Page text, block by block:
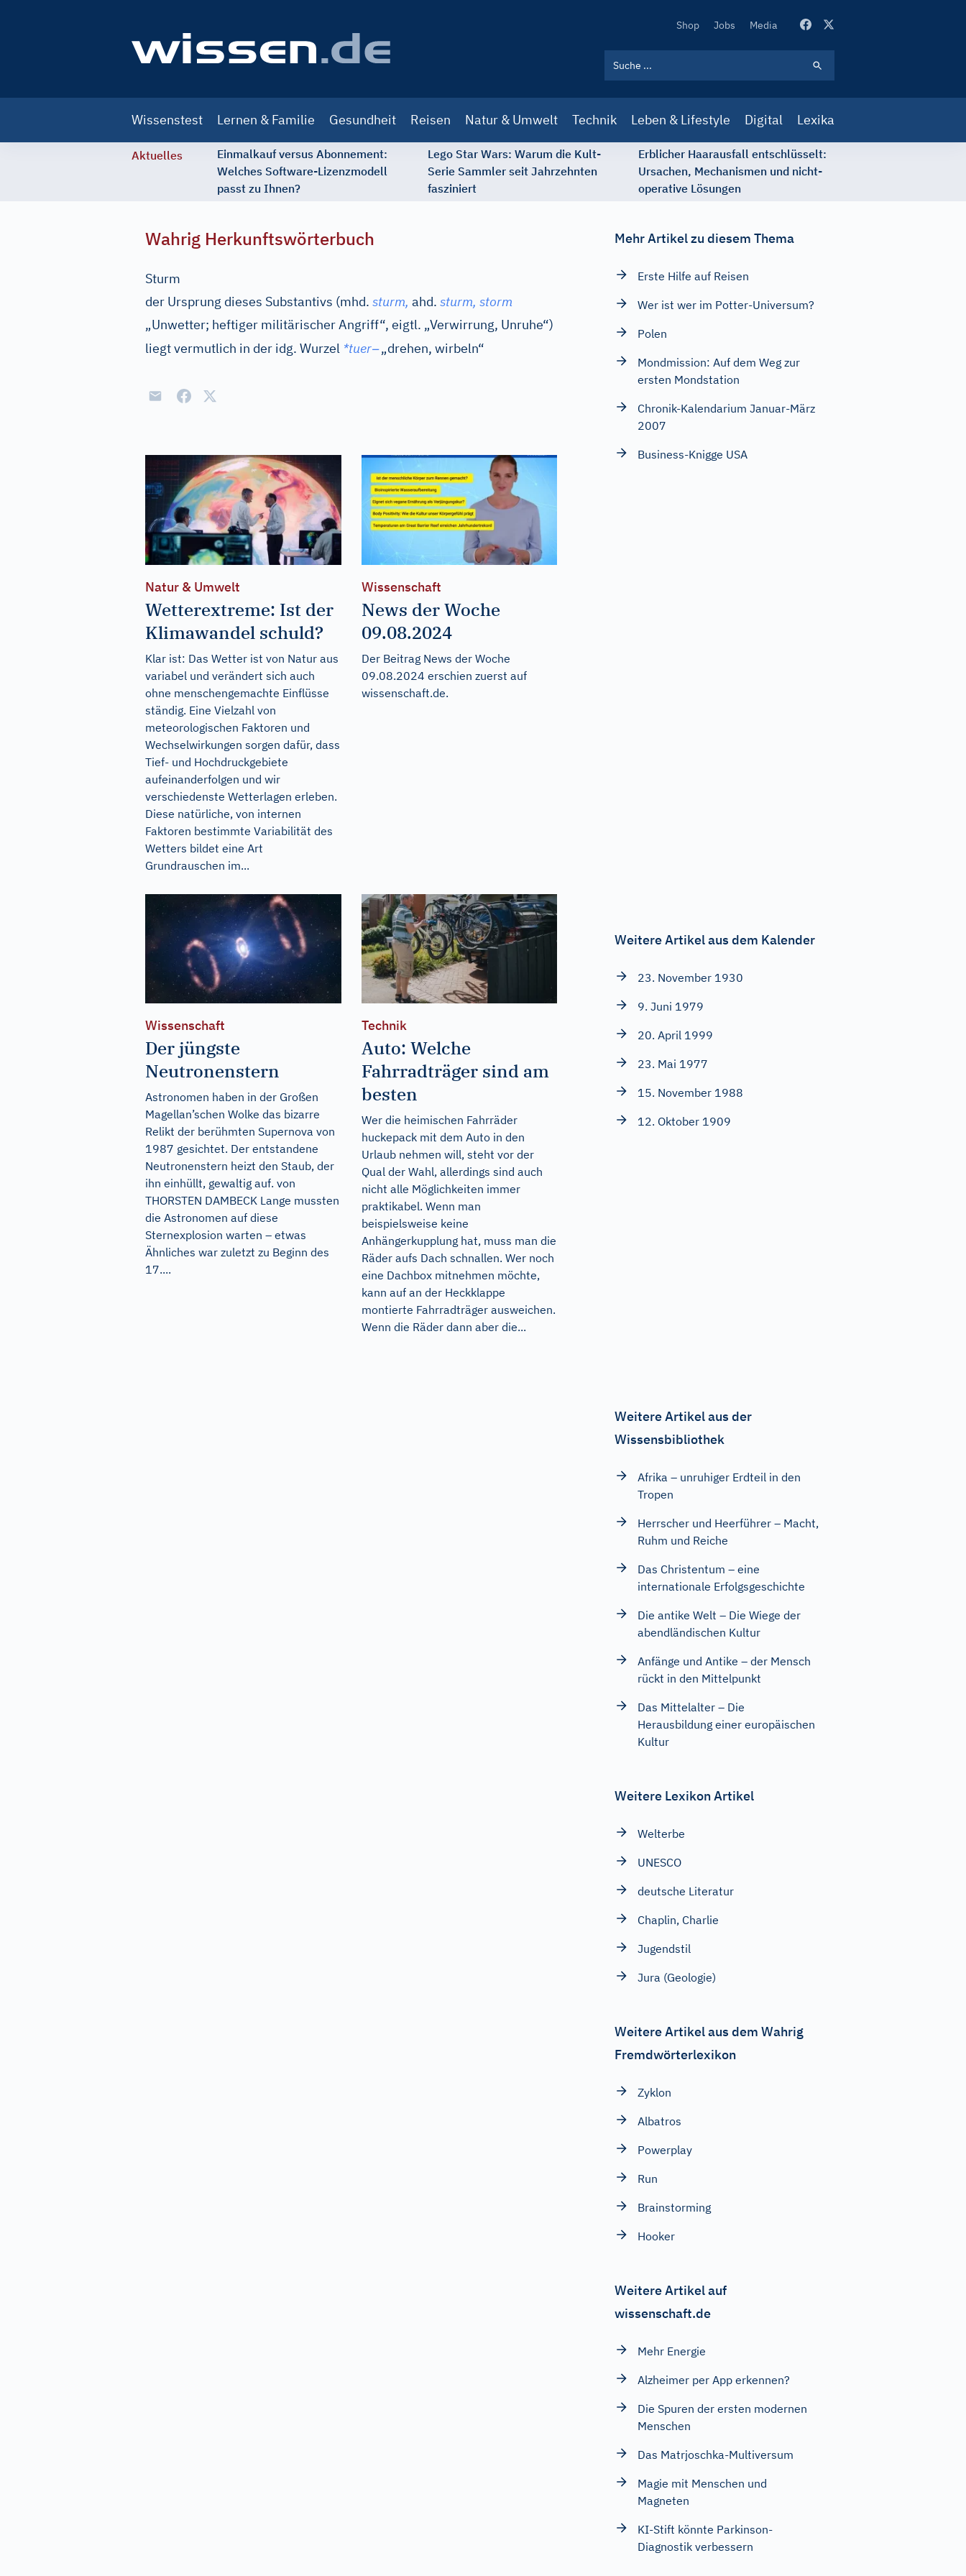
Secondary
Shop Jobs Media
navigation
Wissenstest Lernen & Familie Gesundheit Reisen Natur & Umwelt Technik Leben & Lifestyle Digital Lexika
Aktuelles
Einmalkauf versus Abonnement:
Welches Software-Lizenzmodell
passt zu Ihnen?
Lego Star Wars: Warum die Kult-
Serie Sammler seit Jahrzehnten
fasziniert
Erblicher Haarausfall entschlüsselt:
Ursachen, Mechanismen und nicht-
operative Lösungen
Wahrig Herkunftswörterbuch
Sturm
der Ursprung dieses Substantivs (mhd. sturm, ahd. sturm, storm
„Unwetter; heftiger militärischer Angriff“, eigtl. „Verwirrung, Unruhe“)
liegt vermutlich in der idg. Wurzel *tuer–„drehen, wirbeln“
Natur & Umwelt
Wetterextreme: Ist der
Klimawandel schuld?
Klar ist: Das Wetter ist von Natur aus
variabel und verändert sich auch
ohne menschengemachte Einflüsse
ständig. Eine Vielzahl von
meteorologischen Faktoren und
Wechselwirkungen sorgen dafür, dass
Tief- und Hochdruckgebiete
aufeinanderfolgen und wir
verschiedenste Wetterlagen erleben.
Diese natürliche, von internen
Faktoren bestimmte Variabilität des
Wetters bildet eine Art
Grundrauschen im...
Wissenschaft
News der Woche
09.08.2024
Der Beitrag News der Woche
09.08.2024 erschien zuerst auf
wissenschaft.de.
Wissenschaft
Der jüngste
Neutronenstern
Astronomen haben in der Großen
Magellan’schen Wolke das bizarre
Relikt der berühmten Supernova von
1987 gesichtet. Der entstandene
Neutronenstern heizt den Staub, der
ihn einhüllt, gewaltig auf. von
THORSTEN DAMBECK Lange mussten
die Astronomen auf diese
Sternexplosion warten – etwas
Ähnliches war zuletzt zu Beginn des
17....
Technik
Auto: Welche
Fahrradträger sind am
besten
Wer die heimischen Fahrräder
huckepack mit dem Auto in den
Urlaub nehmen will, steht vor der
Qual der Wahl, allerdings sind auch
nicht alle Möglichkeiten immer
praktikabel. Wenn man
beispielsweise keine
Anhängerkupplung hat, muss man die
Räder aufs Dach schnallen. Wer noch
eine Dachbox mitnehmen möchte,
kann auf an der Heckklappe
montierte Fahrradträger ausweichen.
Wenn die Räder dann aber die...
Mehr Artikel zu diesem Thema
Erste Hilfe auf Reisen
Wer ist wer im Potter-Universum?
Polen
Mondmission: Auf dem Weg zur
ersten Mondstation
Chronik-Kalendarium Januar-März
2007
Business-Knigge USA
Weitere Artikel aus dem Kalender
23. November 1930
9. Juni 1979
20. April 1999
23. Mai 1977
15. November 1988
12. Oktober 1909
Weitere Artikel aus der
Wissensbibliothek
Afrika – unruhiger Erdteil in den
Tropen
Herrscher und Heerführer – Macht,
Ruhm und Reiche
Das Christentum – eine
internationale Erfolgsgeschichte
Die antike Welt – Die Wiege der
abendländischen Kultur
Anfänge und Antike – der Mensch
rückt in den Mittelpunkt
Das Mittelalter – Die
Herausbildung einer europäischen
Kultur
Weitere Lexikon Artikel
Welterbe
UNESCO
deutsche Literatur
Chaplin, Charlie
Jugendstil
Jura (Geologie)
Weitere Artikel aus dem Wahrig
Fremdwörterlexikon
Zyklon
Albatros
Powerplay
Run
Brainstorming
Hooker
Weitere Artikel auf
wissenschaft.de
Mehr Energie
Alzheimer per App erkennen?
Die Spuren der ersten modernen
Menschen
Das Matrjoschka-Multiversum
Magie mit Menschen und
Magneten
KI-Stift könnte Parkinson-
Diagnostik verbessern